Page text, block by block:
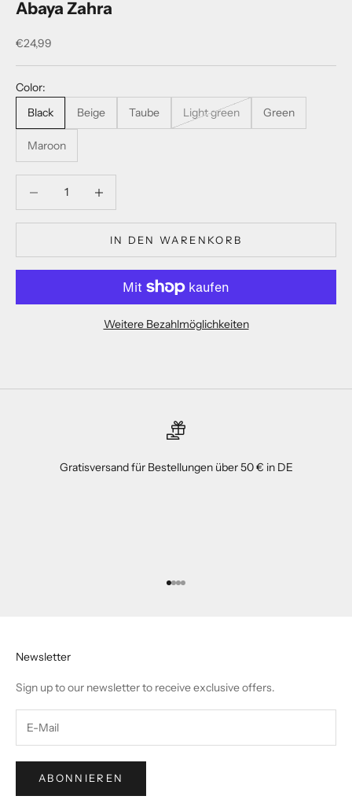
Abaya Zahra
Angebot
€24,99
Color:
Black
Beige Taube Light green Green
Maroon
IN DEN WARENKORB
Weitere Bezahlmöglichkeiten
Gratisversand für Bestellungen über 50 € in DE
Gehe zu Element 1
Gehe zu Element 2
Gehe zu Element 3
Gehe zu Element 4
Newsletter
Sign up to our newsletter to receive exclusive offers.
ABONNIEREN